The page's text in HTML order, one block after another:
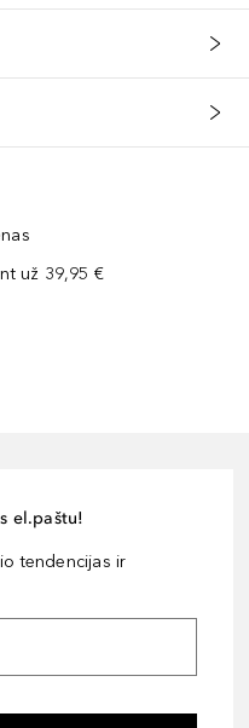
už 39,95 €
el.paštu!
tendencijas ir